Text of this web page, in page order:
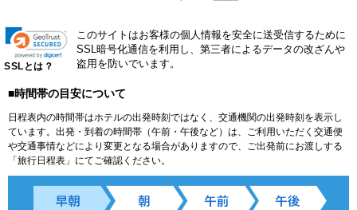
SSLとは？
このサイトはお客様の個人情報を安全に送受信するために
SSL暗号化通信を利用し、第三者によるデータの改ざんや
盗用を防いでいます。
■時間帯の目安について
日程表内の時間帯はホテルの出発時刻ではなく、交通機関の出発時刻を表示し
ています。出発・到着の時間帯（午前・午後など）は、ご利用いただく交通便
や交通事情などにより変更となる場合がありますので、ご出発前にお渡しする
「旅行日程表」にてご確認ください。